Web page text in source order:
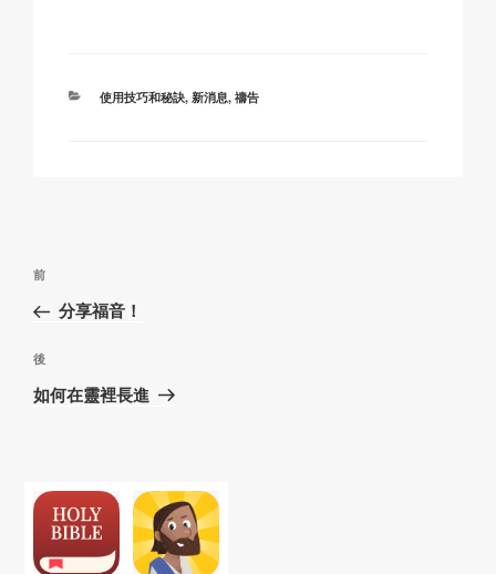
k
分
使用技巧和秘訣, 新消息, 禱告
文
導
覽
上
一
文
章
前
分享福音！
下
篇
後
如何在靈裡長進